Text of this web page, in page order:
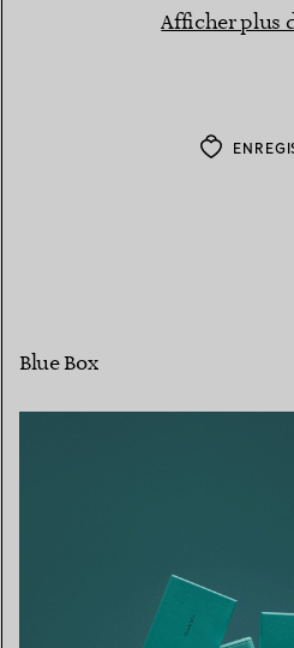
Afficher plus
Blue Box